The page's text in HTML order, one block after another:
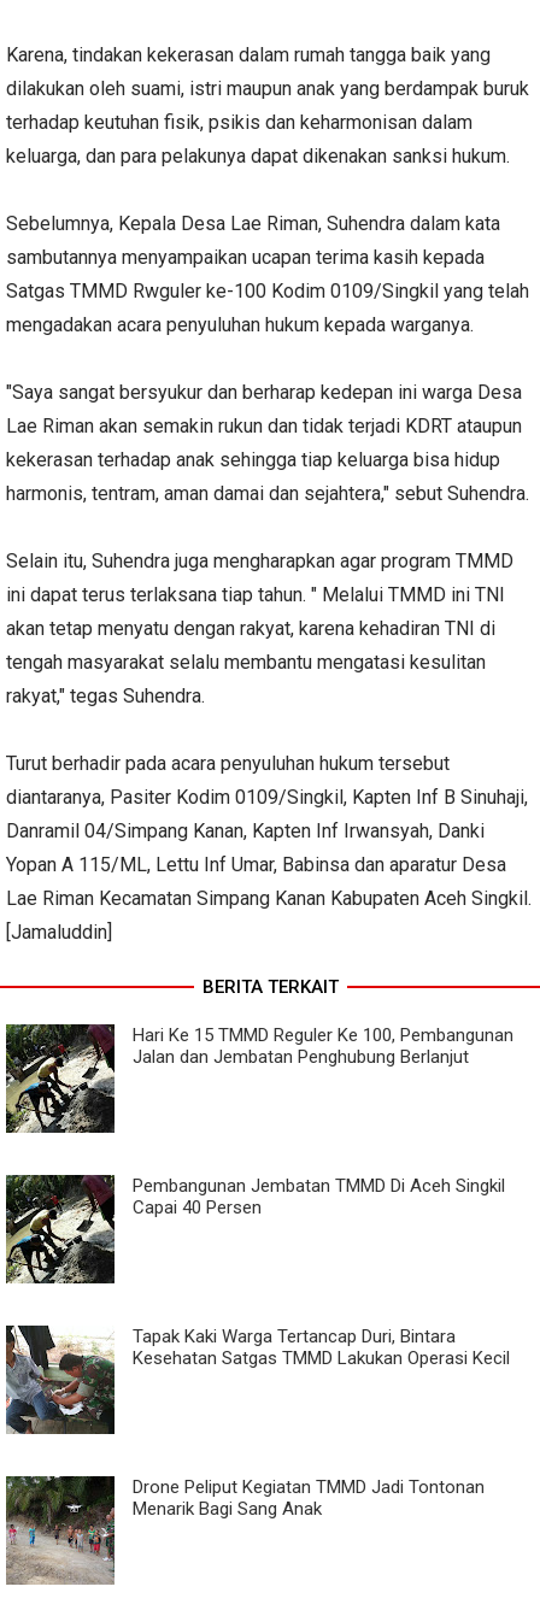
Karena, tindakan kekerasan dalam rumah tangga baik yang
dilakukan oleh suami, istri maupun anak yang berdampak buruk
terhadap keutuhan fisik, psikis dan keharmonisan dalam
keluarga, dan para pelakunya dapat dikenakan sanksi hukum.
Sebelumnya, Kepala Desa Lae Riman, Suhendra dalam kata
sambutannya menyampaikan ucapan terima kasih kepada
Satgas TMMD Rwguler ke-100 Kodim 0109/Singkil yang telah
mengadakan acara penyuluhan hukum kepada warganya.
"Saya sangat bersyukur dan berharap kedepan ini warga Desa
Lae Riman akan semakin rukun dan tidak terjadi KDRT ataupun
kekerasan terhadap anak sehingga tiap keluarga bisa hidup
harmonis, tentram, aman damai dan sejahtera," sebut Suhendra.
Selain itu, Suhendra juga mengharapkan agar program TMMD
ini dapat terus terlaksana tiap tahun. " Melalui TMMD ini TNI
akan tetap menyatu dengan rakyat, karena kehadiran TNI di
tengah masyarakat selalu membantu mengatasi kesulitan
rakyat," tegas Suhendra.
Turut berhadir pada acara penyuluhan hukum tersebut
diantaranya, Pasiter Kodim 0109/Singkil, Kapten Inf B Sinuhaji,
Danramil 04/Simpang Kanan, Kapten Inf Irwansyah, Danki
Yopan A 115/ML, Lettu Inf Umar, Babinsa dan aparatur Desa
Lae Riman Kecamatan Simpang Kanan Kabupaten Aceh Singkil.
[Jamaluddin]
BERITA TERKAIT
Hari Ke 15 TMMD Reguler Ke 100, Pembangunan
Jalan dan Jembatan Penghubung Berlanjut
Pembangunan Jembatan TMMD Di Aceh Singkil
Capai 40 Persen
Tapak Kaki Warga Tertancap Duri, Bintara
Kesehatan Satgas TMMD Lakukan Operasi Kecil
Drone Peliput Kegiatan TMMD Jadi Tontonan
Menarik Bagi Sang Anak